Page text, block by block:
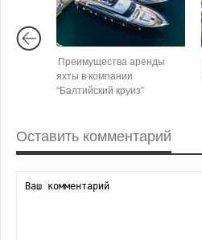
Преимущества аренды
яхты в компании
“Балтийский круиз”
Оставить комментарий